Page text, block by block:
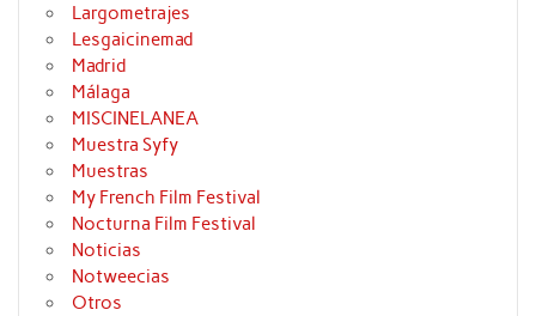
Largometrajes
Lesgaicinemad
Madrid
Málaga
MISCINELANEA
Muestra Syfy
Muestras
My French Film Festival
Nocturna Film Festival
Noticias
Notweecias
Otros